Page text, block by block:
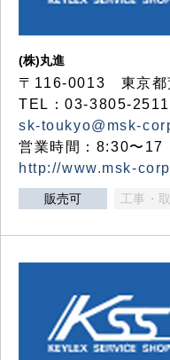
(株)丸進
〒116-0013 東京都
TEL：03-3805-
sk-toukyo@msk-
営業時間：8:30〜17
http://www.msk-
販売可 工事・